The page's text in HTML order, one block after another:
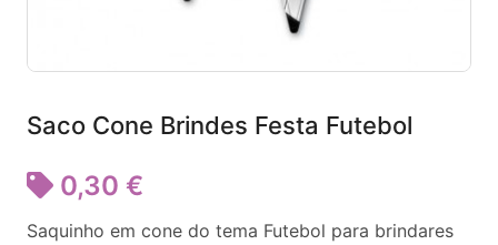
Saco Cone Brindes Festa Futebol
0,30 €
Saquinho em cone do tema Futebol para brindares